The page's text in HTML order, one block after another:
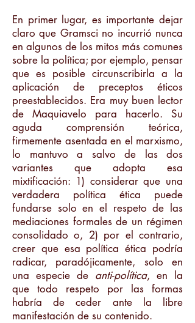
En primer lugar, es importante dejar
claro que Gramsci no incurrió nunca
en algunos de los mitos más comunes
sobre la política; por ejemplo, pensar
que es posible circunscribirla a la
aplicación de preceptos éticos
preestablecidos. Era muy buen lector
de Maquiavelo para hacerlo. Su
aguda comprensión teórica,
firmemente asentada en el marxismo,
lo mantuvo a salvo de las dos
variantes que adopta esa
mixtificación: 1) considerar que una
verdadera política ética puede
fundarse solo en el respeto de las
mediaciones formales de un régimen
consolidado o, 2) por el contrario,
creer que esa política ética podría
radicar, paradójicamente, solo en
una especie de anti-política, en la
que todo respeto por las formas
habría de ceder ante la libre
manifestación de su contenido.